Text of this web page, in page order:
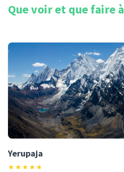
Que voir et que faire à
Yerupaja
★★★★★